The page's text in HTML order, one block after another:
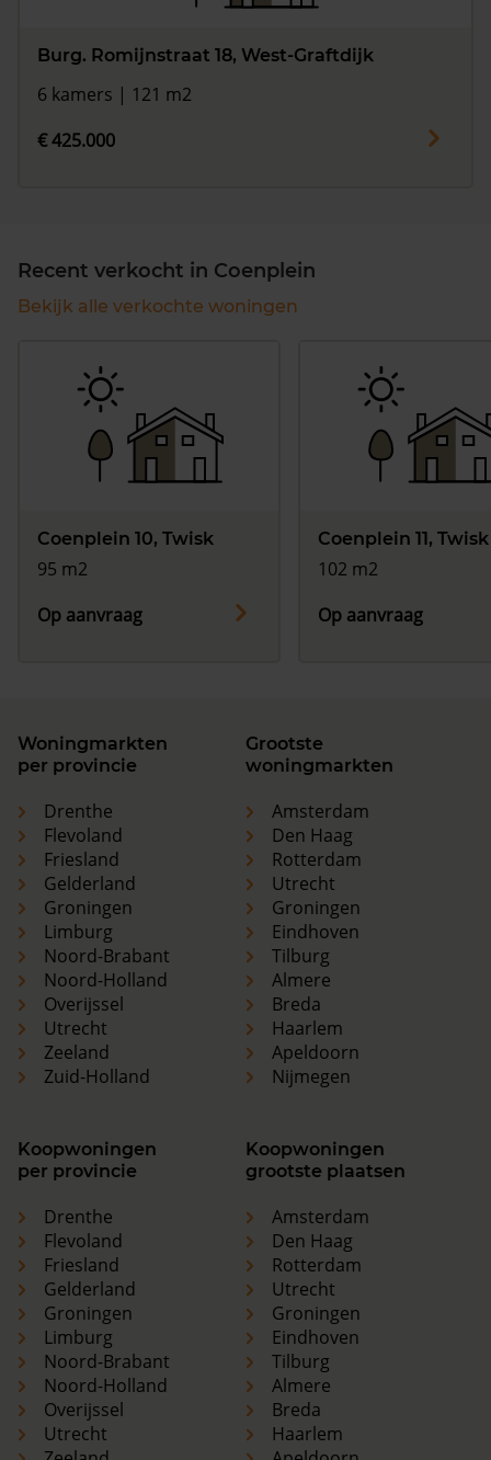
Burg. Romijnstraat 18, West-Graftdijk
6 kamers | 121 m2
€ 425.000
Recent verkocht in Coenplein
Bekijk alle verkochte woningen
Coenplein 10, Twisk
95 m2
Op aanvraag
Coenplein 11, Twisk
102 m2
Op aanvraag
Woningmarkten
per provincie
Drenthe
Flevoland
Friesland
Gelderland
Groningen
Limburg
Noord-Brabant
Noord-Holland
Overijssel
Utrecht
Zeeland
Zuid-Holland
Grootste
woningmarkten
Amsterdam
Den Haag
Rotterdam
Utrecht
Groningen
Eindhoven
Tilburg
Almere
Breda
Haarlem
Apeldoorn
Nijmegen
Koopwoningen
per provincie
Drenthe
Flevoland
Friesland
Gelderland
Groningen
Limburg
Noord-Brabant
Noord-Holland
Overijssel
Utrecht
Koopwoningen
grootste plaatsen
Amsterdam
Den Haag
Rotterdam
Utrecht
Groningen
Eindhoven
Tilburg
Almere
Breda
Haarlem